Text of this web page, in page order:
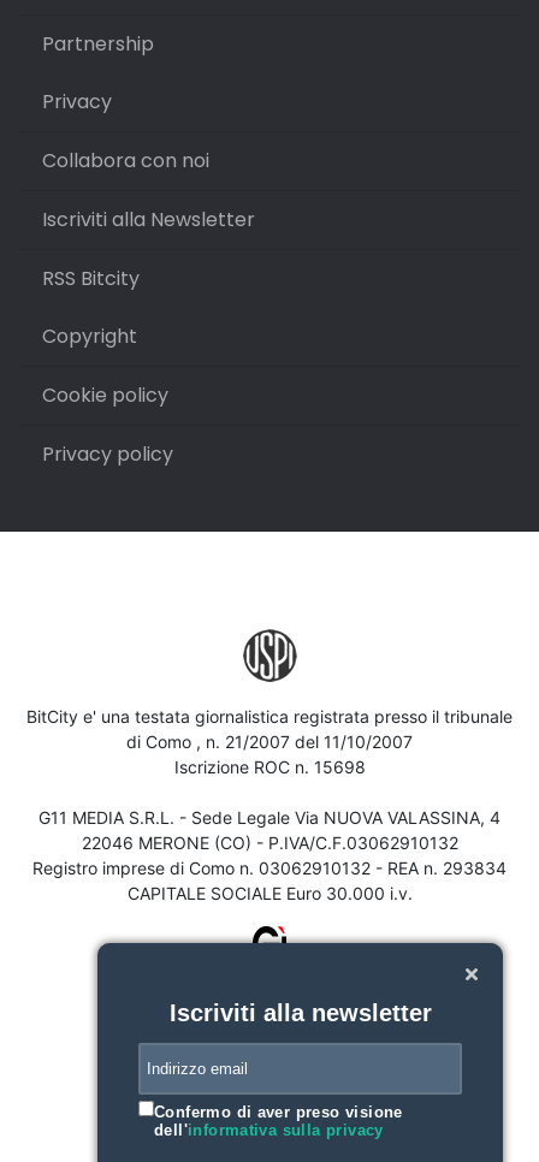
Partnership
Privacy
Collabora con noi
Iscriviti alla Newsletter
RSS Bitcity
Copyright
Cookie policy
Privacy policy
BitCity e' una testata giornalistica registrata presso il tribunale
di Como , n. 21/2007 del 11/10/2007
Iscrizione ROC n. 15698
G11 MEDIA S.R.L. - Sede Legale Via NUOVA VALASSINA, 4
22046 MERONE (CO) - P.IVA/C.F.03062910132
Registro imprese di Como n. 03062910132 - REA n. 293834
CAPITALE SOCIALE Euro 30.000 i.v.
Iscriviti alla newsletter
Confermo di aver preso visione
dell'informativa sulla privacy